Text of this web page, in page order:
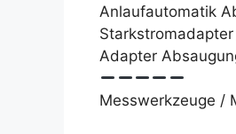
Anlaufautomatik
Adapter
Messwerkzeuge /